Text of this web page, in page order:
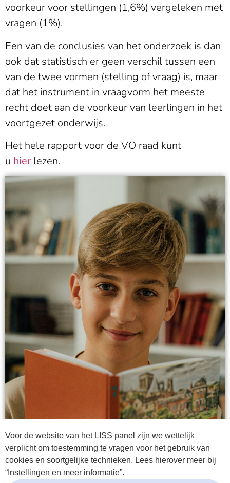
Voor de website van het LISS panel zijn we wettelijk
verplicht om toestemming te vragen voor het gebruik van
cookies en soortgelijke technieken. Lees hierover meer bij
“Instellingen en meer informatie”.
voorkeur voor stellingen (1,6%) vergeleken met
vragen (1%).
Een van de conclusies van het onderzoek is dan
ook dat statistisch er geen verschil tussen een
van de twee vormen (stelling of vraag) is, maar
dat het instrument in vraagvorm het meeste
recht doet aan de voorkeur van leerlingen in het
voortgezet onderwijs.
Het hele rapport voor de VO raad kunt
u hier lezen.